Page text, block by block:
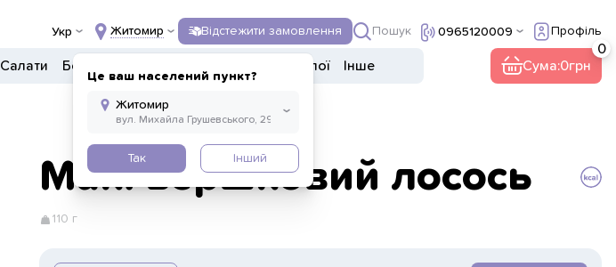
Укр Житомир
Це ваш населений пункт?
Так Інший
Відстежити замовлення Пошук 0965120009 Профіль
Салати Боули Напої Інше Сума:0
Макі вершковий лосось
110 г